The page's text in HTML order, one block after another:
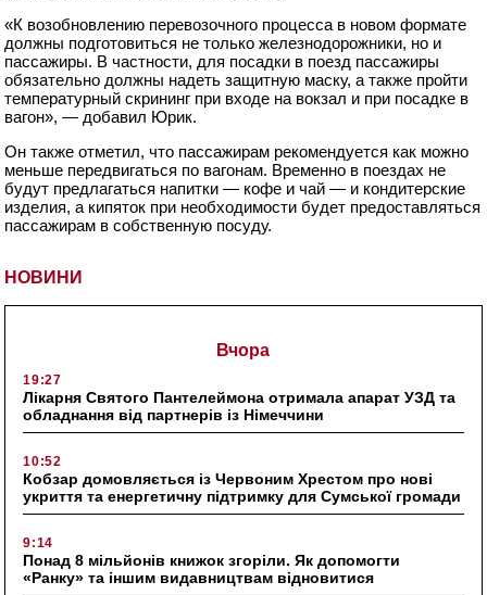
НОВИНИ
Вчора
19:27
Лікарня Святого Пантелеймона отримала апарат УЗД та
обладнання від партнерів із Німеччини
10:52
Кобзар домовляється із Червоним Хрестом про нові
укриття та енергетичну підтримку для Сумської громади
9:14
Понад 8 мільйонів книжок згоріли. Як допомогти
«Ранку» та іншим видавництвам відновитися
«К возобновлению перевозочного процесса в новом формате
должны подготовиться не только железнодорожники, но и
пассажиры. В частности, для посадки в поезд пассажиры
обязательно должны надеть защитную маску, а также пройти
температурный скрининг при входе на вокзал и при посадке в
вагон», — добавил Юрик.
Он также отметил, что пассажирам рекомендуется как можно
меньше передвигаться по вагонам. Временно в поездах не
будут предлагаться напитки — кофе и чай — и кондитерские
изделия, а кипяток при необходимости будет предоставляться
пассажирам в собственную посуду.